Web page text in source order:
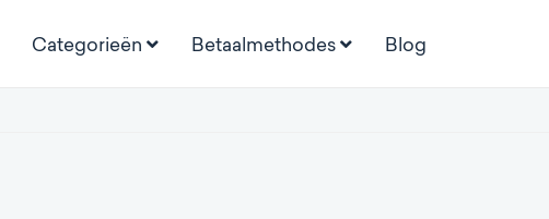
Categorieën Betaalmethodes Blog